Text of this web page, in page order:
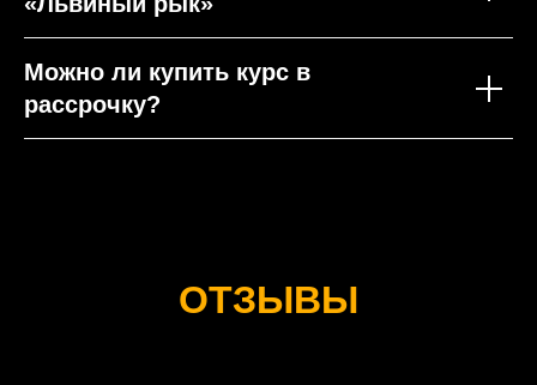
Можно ли купить курс в
рассрочку?
ОТЗЫВЫ